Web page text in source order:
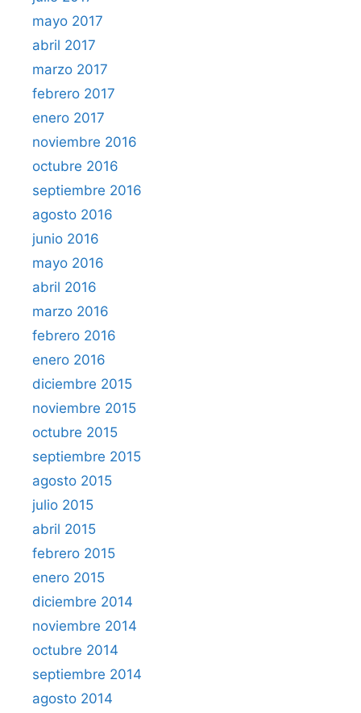
mayo 2017
abril 2017
marzo 2017
febrero 2017
enero 2017
noviembre 2016
octubre 2016
septiembre 2016
agosto 2016
junio 2016
mayo 2016
abril 2016
marzo 2016
febrero 2016
enero 2016
diciembre 2015
noviembre 2015
octubre 2015
septiembre 2015
agosto 2015
julio 2015
abril 2015
febrero 2015
enero 2015
diciembre 2014
noviembre 2014
octubre 2014
septiembre 2014
agosto 2014